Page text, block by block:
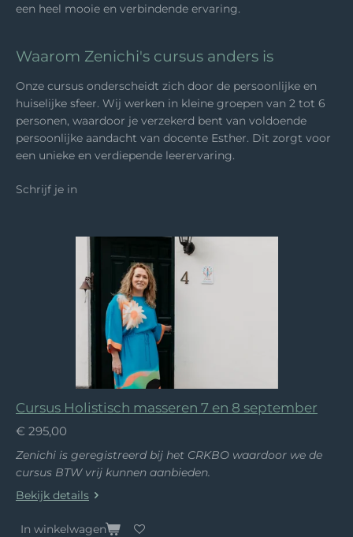
een heel mooie en verbindende ervaring.
Waarom Zenichi's cursus anders is
Onze cursus onderscheidt zich door de persoonlijke en
huiselijke sfeer. Wij werken in kleine groepen van 2 tot 6
personen, waardoor je verzekerd bent van voldoende
persoonlijke aandacht van docente Esther. Dit zorgt voor
een unieke en verdiepende leerervaring.
Schrijf je in
Cursus Holistisch masseren 7 en 8 september
€ 295,00
Zenichi is geregistreerd bij het CRKBO waardoor we de
cursus BTW vrij kunnen aanbieden.
Bekijk details
In winkelwagen